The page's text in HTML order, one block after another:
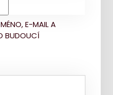
E-MAIL A
BUDOUCÍ